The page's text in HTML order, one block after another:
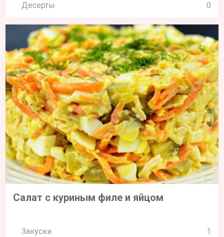
Десерты 0
Салат с куриным филе и яйцом
Закуски 1